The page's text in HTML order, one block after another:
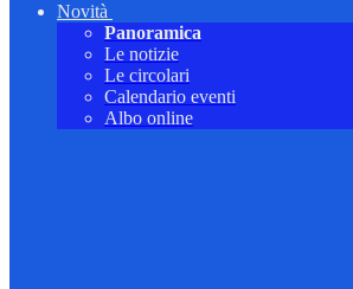
Novità
Panoramica
Le notizie
Le circolari
Calendario eventi
Albo online